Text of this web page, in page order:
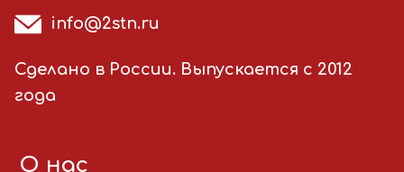
info@2stn.ru
Сделано в России. Выпускается с 2012
года
О нас